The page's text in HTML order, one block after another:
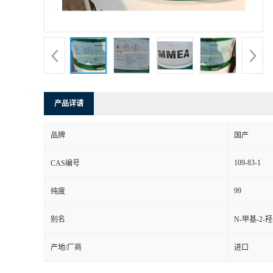
产品详请
品牌 国产
CAS编号 109-83-1
纯度 99
别名 N-甲基-2-
产地/厂商 进口